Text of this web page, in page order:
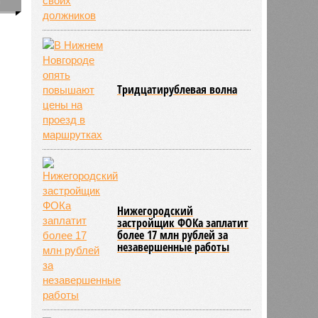
Тридцатирублевая волна
Нижегородский
застройщик ФОКа заплатит
более 17 млн рублей за
незавершенные работы